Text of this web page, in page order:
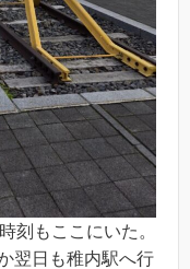
刻もここにいた。
翌日も稚内駅へ行